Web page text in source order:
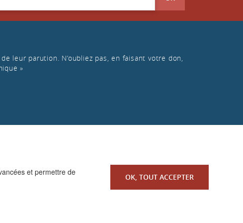
et permettre de
OK, TOUT ACCEPTER
leur parution. N’oubliez pas, en faisant votre don,
»